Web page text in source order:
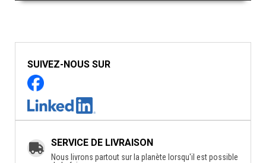
SUIVEZ-NOUS SUR
SERVICE DE LIVRAISON
Nous livrons partout sur la planète lorsqu'il est possible